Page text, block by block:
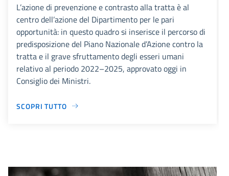
L’azione di prevenzione e contrasto alla tratta è al
centro dell’azione del Dipartimento per le pari
opportunità: in questo quadro si inserisce il percorso di
predisposizione del Piano Nazionale d’Azione contro la
tratta e il grave sfruttamento degli esseri umani
relativo al periodo 2022–2025, approvato oggi in
Consiglio dei Ministri.
SCOPRI TUTTO